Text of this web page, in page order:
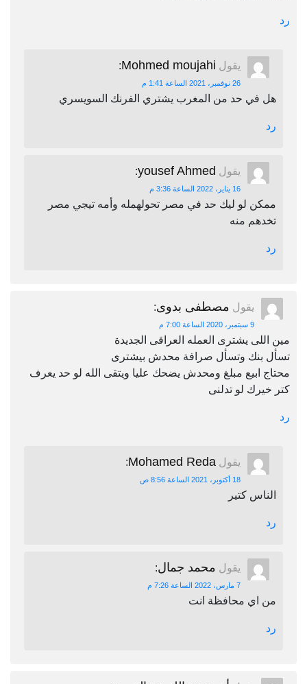
رد
يقول Mohmed moujahi
:
26 نوفمبر، 2021 الساعة 1:41 م
هل في حد من المغرب يشتري الفرنك السويسري
رد
يقول yousef Ahmed
:
16 يناير، 2022 الساعة 3:36 م
ممكن لو ليك حد في مصر تحولهمله وأمه تيجي مصر
تخدهم منه
رد
يقول مصطفى بدوى:
9 سبتمبر، 2020 الساعة 7:00 م
مين اللى يشترى العمله العراقى الجديدة
تسأل بنك وتسأل صرافة محدش بيشترى
محتاج ابيع مبلغ ومحدش يضحك عليا ويتقى الله لو حد يعرف
كتر خيرك لو تدلنى
رد
يقول Mohamed Reda
:
18 أكتوبر، 2021 الساعة 8:56 ص
الناس كتير
رد
يقول محمد جمال:
7 مارس، 2022 الساعة 7:26 م
من اي محافظة انت
رد